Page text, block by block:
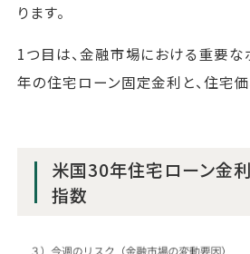
ります。
1つ目は、金融市場における重要な
年の住宅ローン固定金利と、住宅価
米国30年住宅ローン金
指数